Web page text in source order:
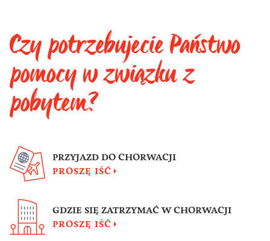
Czy potrzebujecie Państwo
pomocy w związku z
pobytem?
PRZYJAZD DO CHORWACJI
PROSZĘ IŚĆ
GDZIE SIĘ ZATRZYMAĆ W CHORWACJI
PROSZĘ IŚĆ